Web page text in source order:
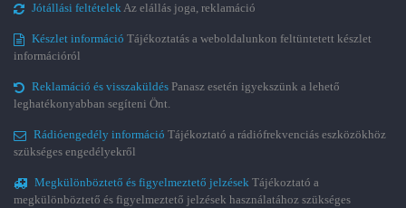
Jótállási feltételekAz elállás joga, reklamáció
Készlet információ Tájékoztatás a weboldalunkon feltüntetett készlet
információról
Reklamáció és visszaküldés Panasz esetén igyekszünk a lehető
leghatékonyabban segíteni Önt.
Rádióengedély információ Tájékoztató a rádiófrekvenciás eszközökhöz
szükséges engedélyekről
Megkülönböztető és figyelmeztető jelzések Tájékoztató a
megkülönböztető és figyelmeztető jelzések használatához szükséges